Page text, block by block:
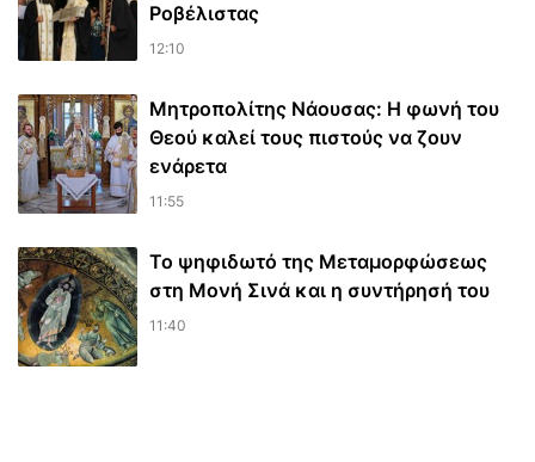
Ροβέλιστας
12:10
Μητροπολίτης Νάουσας: Η φωνή του
Θεού καλεί τους πιστούς να ζουν
ενάρετα
11:55
Το ψηφιδωτό της Μεταμορφώσεως
στη Μονή Σινά και η συντήρησή του
11:40